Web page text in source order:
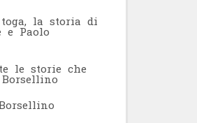
la storia di
e Paolo
le storie che